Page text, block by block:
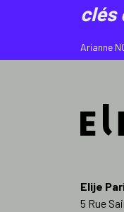
clés
Arianne
Elije
5 Rue